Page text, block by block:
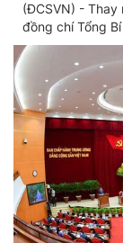
(ĐCSVN) - Thay
đồng chí Tổng